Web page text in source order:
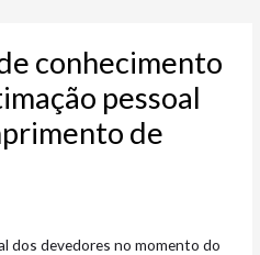
conhecimento
pessoal
de
dos devedores no momento do